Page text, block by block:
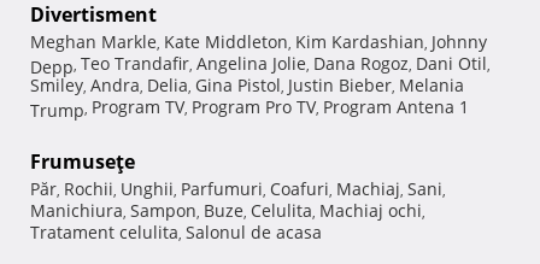
Divertisment
Meghan Markle, Kate Middleton, Kim Kardashian, Johnny
Depp, Teo Trandafir, Angelina Jolie, Dana Rogoz, Dani Otil,
Smiley, Andra, Delia, Gina Pistol, Justin Bieber, Melania
Trump, Program TV, Program Pro TV, Program Antena 1
Frumuseţe
Păr, Rochii, Unghii, Parfumuri, Coafuri, Machiaj, Sani,
Manichiura, Sampon, Buze, Celulita, Machiaj ochi,
Tratament celulita, Salonul de acasa